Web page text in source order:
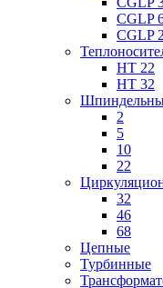
CGLP
CGLP
HT 22
HT 32
2
5
10
22
32
46
68
Цепные
Турбинные